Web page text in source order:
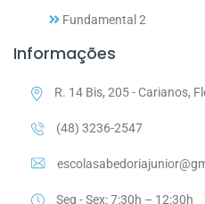
Fundamental 2
Informações
R. 14 Bis, 205 - Carianos,
(48) 3236-2547
Seg - Sex: 7:30h – 12:30h